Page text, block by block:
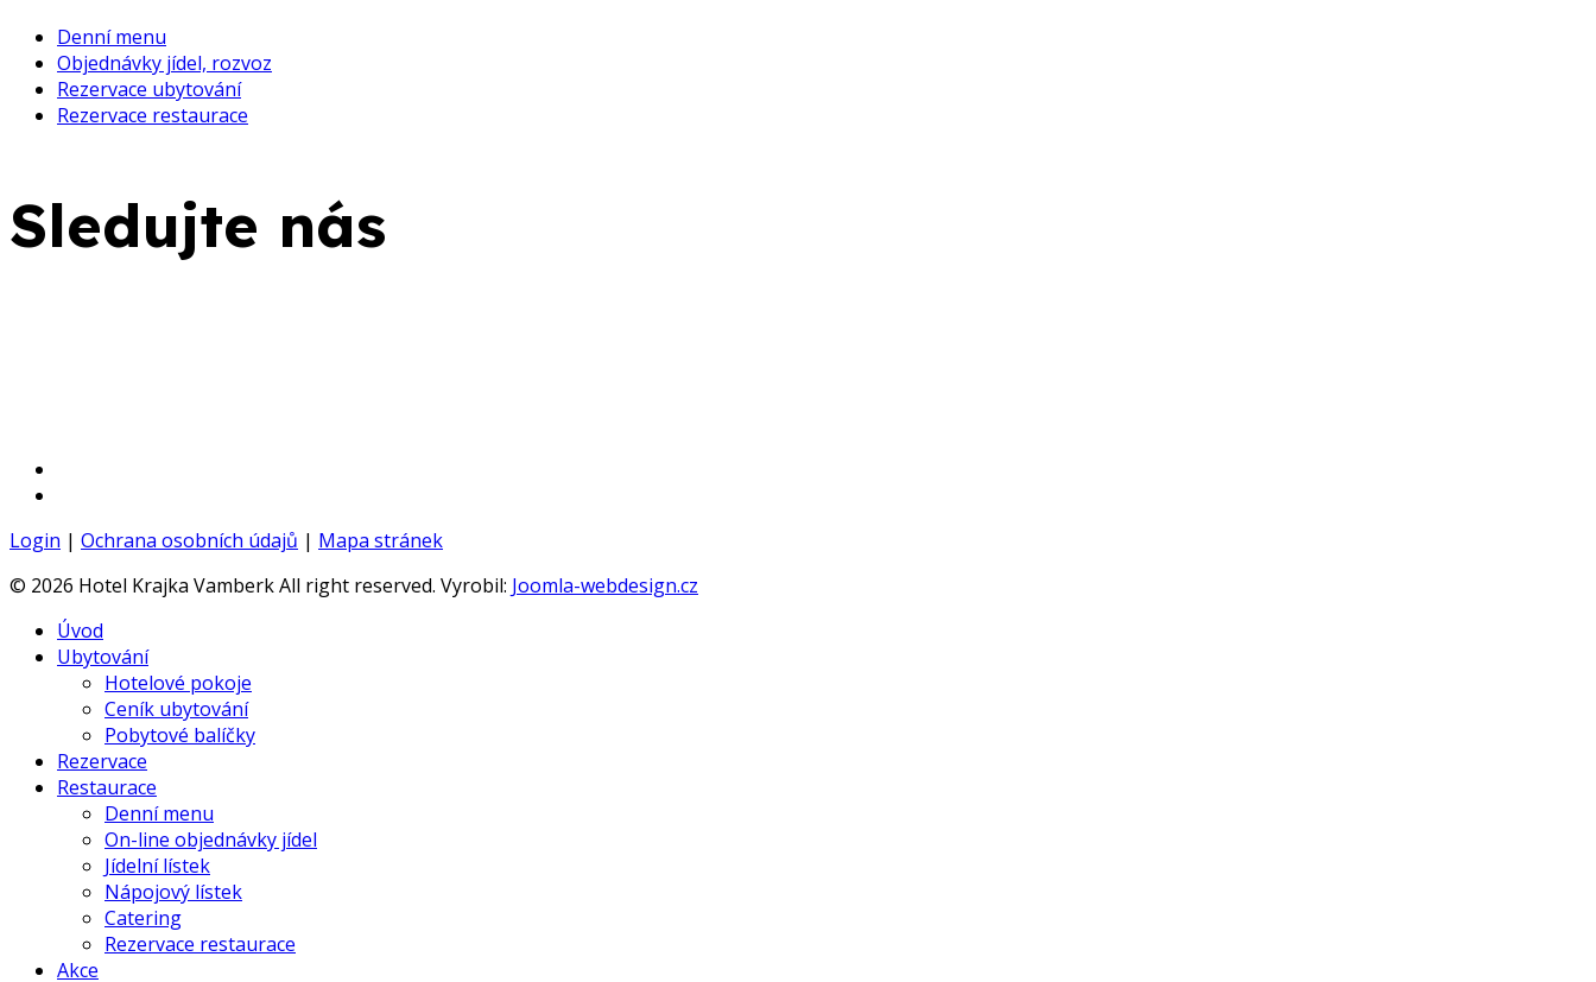
Denní menu
Objednávky jídel, rozvoz
Rezervace ubytování
Rezervace restaurace
Sledujte nás
Login | Ochrana osobních údajů | Mapa stránek
© 2026 Hotel Krajka Vamberk All right reserved. Vyrobil: Joomla-webdesign.cz
Úvod
Ubytování
Hotelové pokoje
Ceník ubytování
Pobytové balíčky
Rezervace
Restaurace
Denní menu
On-line objednávky jídel
Jídelní lístek
Nápojový lístek
Catering
Rezervace restaurace
Akce